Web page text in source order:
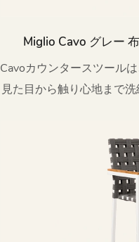
Miglio Cavo グレー
ー
Cavoカウンタースツール
見た目から触り心地まで